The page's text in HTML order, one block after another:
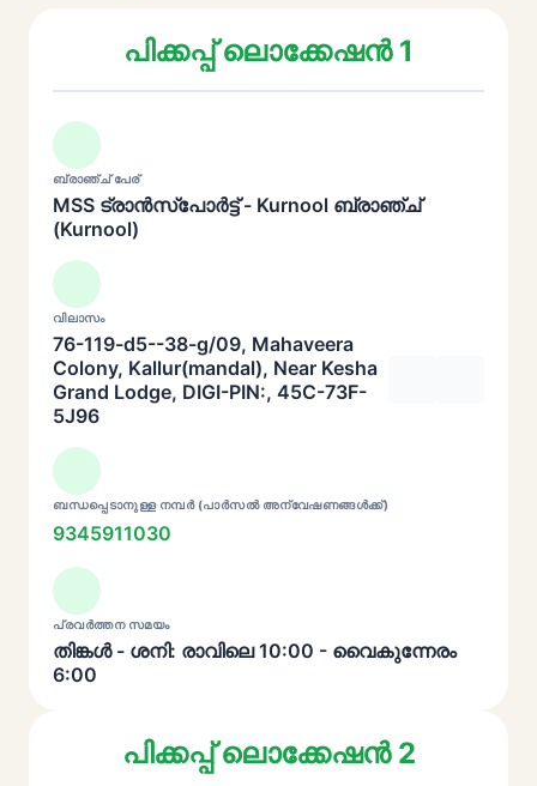
പിക്കപ്പ് ലൊക്കേഷൻ 1
ബ്രാഞ്ച് പേര്
MSS ട്രാൻസ്പോർട്ട് - Kurnool ബ്രാഞ്ച്
(Kurnool)
വിലാസം
76-119-d5--38-g/09, Mahaveera
Colony, Kallur(mandal), Near Kesha
Grand Lodge, DIGI-PIN:, 45C-73F-
5J96
ബന്ധപ്പെടാനുള്ള നമ്പർ (പാർസൽ അന്വേഷണങ്ങൾക്ക്)
9345911030
പ്രവർത്തന സമയം
തിങ്കൾ - ശനി: രാവിലെ 10:00 - വൈകുന്നേരം
6:00
പിക്കപ്പ് ലൊക്കേഷൻ 2